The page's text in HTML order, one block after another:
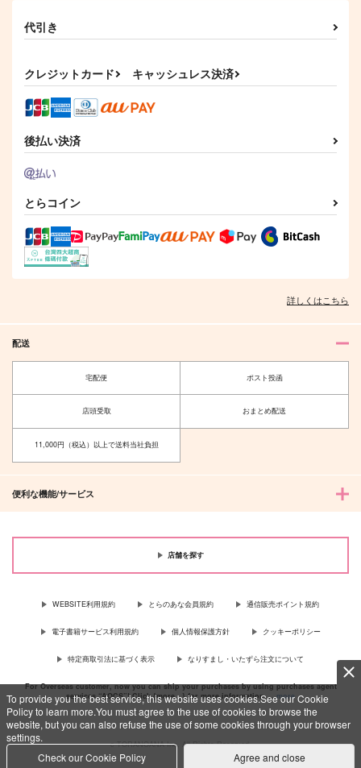
To provide you the best service, this website uses cookies.See our Cookie
Policy to learn more.You must agree to the use of cookies to browse the
website, but you can also refuse the use of some cookies through your browser
settings.
Check our Cookie Policy
Agree and close
Blooming
AP-DASH
330円（税込）
瞳に燃ゆる唯一の
NibiCine
472円
ハッカあめ
ニコイチヨイチ！
円 （税込）
カイザー＋糸師凛×潔世一
サンプル
629円
糸師凛×潔世一
サンプル
はじめまして。
1,265円（税込）
ブルーロック
代引き
クレジットカード キャッシュレス決済
後払い決済
とらコイン
詳しくはこちら
配送
宅配便 ポスト投函
店頭受取 おまとめ配送
11,000円（税込）以上で送料当社負担
便利な機能/サービス
店舗を探す
WEBSITE利用規約 とらのあな会員規約 通信販売ポイント規約
電子書籍サービス利用規約 個人情報保護方針 クッキーポリシー
特定商取引法に基づく表示 なりすまし・いたずら注文について
For Overseas customer, now you can ship your purchases by using purchases agent
services “AOCS”! Click {more…} for more information …more
c TORANOANA Inc, All Rights Reserved.